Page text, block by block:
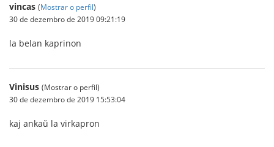
vincas (Mostrar o perfil)
30 de dezembro de 2019 09:21:19
la belan kaprinon
Vinisus (Mostrar o perfil)
30 de dezembro de 2019 15:53:04
kaj ankaŭ la virkapron